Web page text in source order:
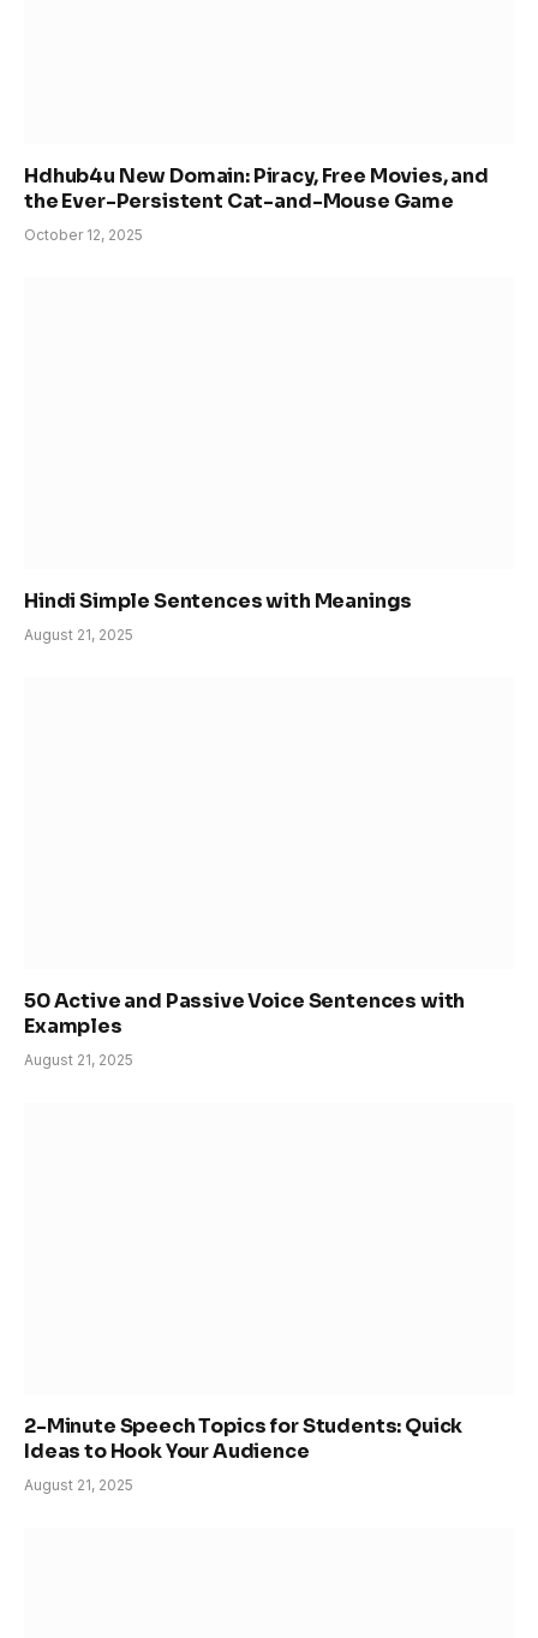
Hdhub4u New Domain: Piracy, Free Movies, and
the Ever-Persistent Cat-and-Mouse Game
October 12, 2025
Hindi Simple Sentences with Meanings
August 21, 2025
50 Active and Passive Voice Sentences with
Examples
August 21, 2025
2-Minute Speech Topics for Students: Quick
Ideas to Hook Your Audience
August 21, 2025